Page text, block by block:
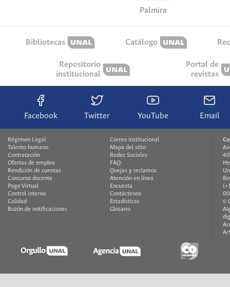
Palmira
Bibliotecas Catálogo
Repositorio
institucional
Portal de
revistas
Facebook Twitter YouTube Email
Régimen Legal
Talento humano
Contratación
Ofertas de empleo
Rendición de cuentas
Concurso docente
Pago Virtual
Control interno
Calidad
Buzón de notificaciones
Correo institucional
Mapa del sitio
Redes Sociales
FAQ
Quejas y reclamos
Atención en línea
Encuesta
Contáctenos
Estadísticas
Glosario
©